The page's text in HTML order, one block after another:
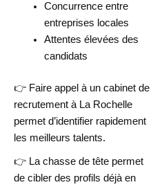
Concurrence entre
entreprises locales
Attentes élevées des
candidats
👉 Faire appel à un cabinet de
recrutement à La Rochelle
permet d’identifier rapidement
les meilleurs talents.
👉 La chasse de tête permet
de cibler des profils déjà en